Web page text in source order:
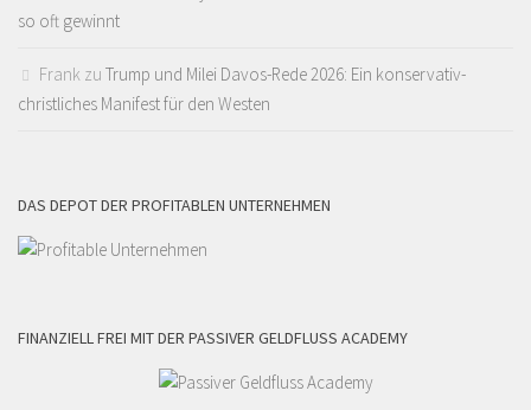
so oft gewinnt
Frank zu Trump und Milei Davos-Rede 2026: Ein konservativ-
christliches Manifest für den Westen
DAS DEPOT DER PROFITABLEN UNTERNEHMEN
FINANZIELL FREI MIT DER PASSIVER GELDFLUSS ACADEMY